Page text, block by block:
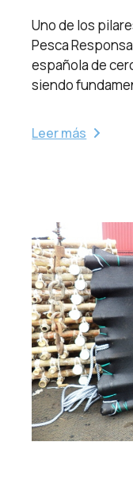
Uno de los
Pesca
española de
siendo
Leer más